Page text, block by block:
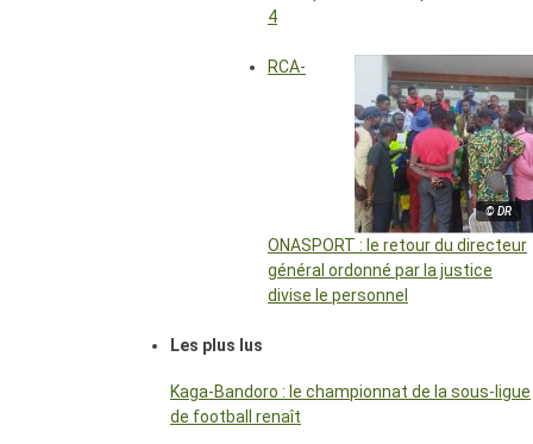
4
© DR
RCA-
ONASPORT : le retour du directeur
général ordonné par la justice
divise le personnel
Les plus lus
Kaga-Bandoro : le championnat de la sous-ligue
de football renaît